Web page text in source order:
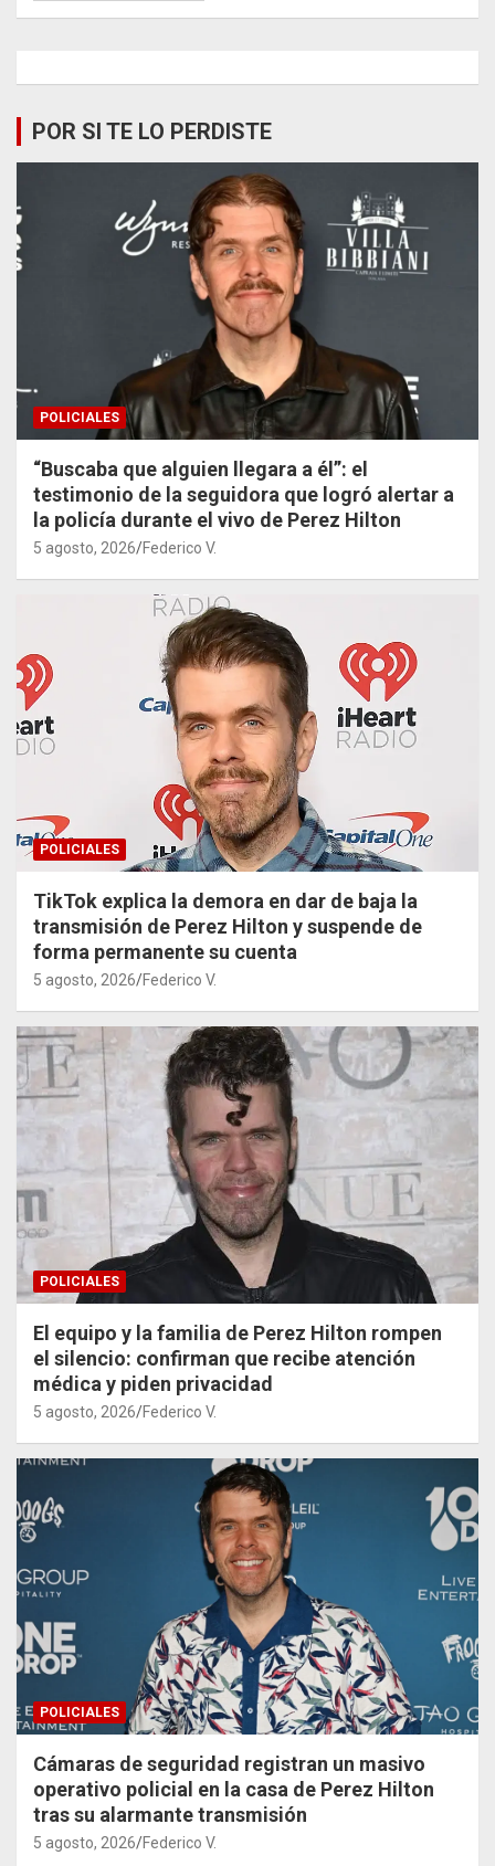
POR SI TE LO PERDISTE
POLICIALES
“Buscaba que alguien llegara a él”: el
testimonio de la seguidora que logró alertar a
la policía durante el vivo de Perez Hilton
5 agosto, 2026 Federico V.
POLICIALES
TikTok explica la demora en dar de baja la
transmisión de Perez Hilton y suspende de
forma permanente su cuenta
5 agosto, 2026 Federico V.
POLICIALES
El equipo y la familia de Perez Hilton rompen
el silencio: confirman que recibe atención
médica y piden privacidad
5 agosto, 2026 Federico V.
POLICIALES
Cámaras de seguridad registran un masivo
operativo policial en la casa de Perez Hilton
tras su alarmante transmisión
5 agosto, 2026 Federico V.